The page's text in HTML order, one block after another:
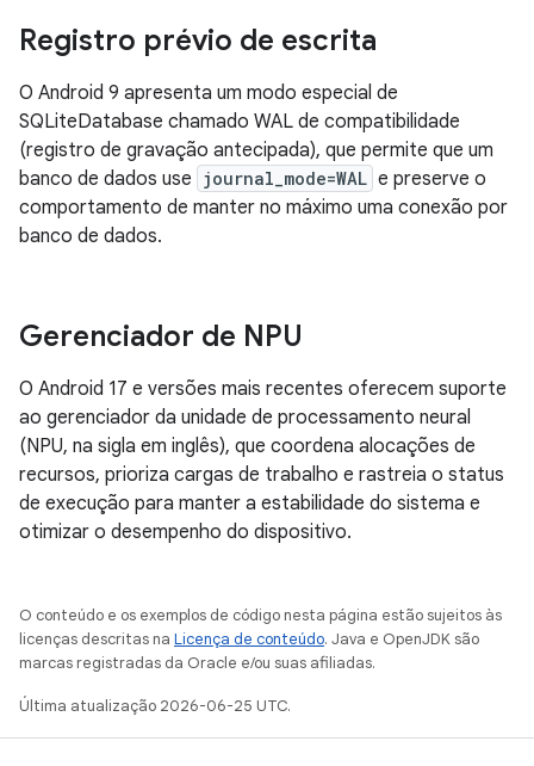
Registro prévio de escrita
O Android 9 apresenta um modo especial de
SQLiteDatabase chamado WAL de compatibilidade
(registro de gravação antecipada), que permite que um
banco de dados use journal_mode=WAL e preserve o
comportamento de manter no máximo uma conexão por
banco de dados.
Gerenciador de NPU
O Android 17 e versões mais recentes oferecem suporte
ao gerenciador da unidade de processamento neural
(NPU, na sigla em inglês), que coordena alocações de
recursos, prioriza cargas de trabalho e rastreia o status
de execução para manter a estabilidade do sistema e
otimizar o desempenho do dispositivo.
O conteúdo e os exemplos de código nesta página estão sujeitos às
licenças descritas na Licença de conteúdo. Java e OpenJDK são
marcas registradas da Oracle e/ou suas afiliadas.
Última atualização 2026-06-25 UTC.